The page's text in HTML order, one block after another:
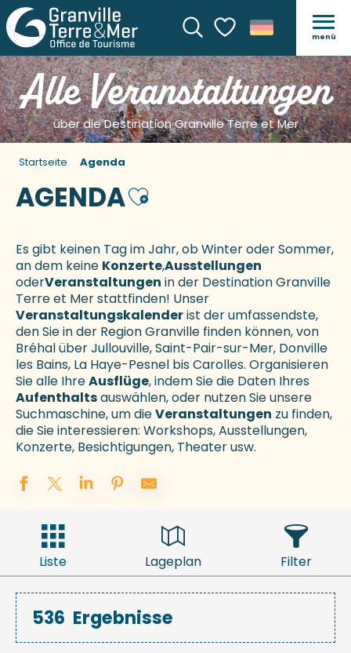
SucheVoir les favoris
menü
Alle Veranstaltungen
über die Destination Granville Terre et Mer
Startseite Agenda
AGENDAAjouter aux favoris
Es gibt keinen Tag im Jahr, ob Winter oder Sommer,
an dem keine Konzerte,Ausstellungen
oderVeranstaltungen in der Destination Granville
Terre et Mer stattfinden! Unser
Veranstaltungskalenderist der umfassendste,
den Sie in der Region Granville finden können, von
Bréhal über Jullouville, Saint-Pair-sur-Mer, Donville
les Bains, La Haye-Pesnel bis Carolles. Organisieren
Sie alle IhreAusflüge, indem Sie die Daten Ihres
Aufenthaltsauswählen, oder nutzen Sie unsere
Suchmaschine, um dieVeranstaltungen zu finden,
die Sie interessieren: Workshops, Ausstellungen,
Konzerte, Besichtigungen, Theater usw.
Liste Lageplan Filter
536 Ergebnisse